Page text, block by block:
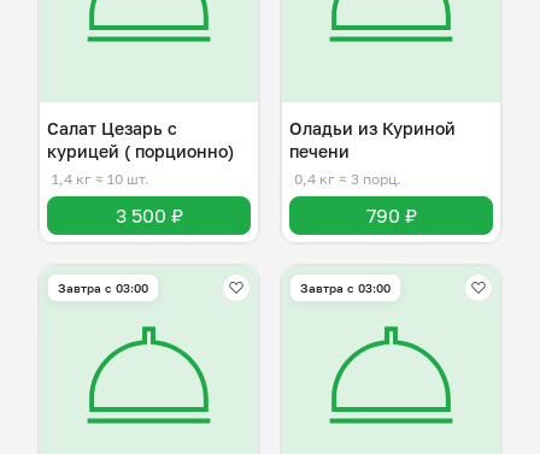
Салат Цезарь с
курицей ( порционно)
1,4 кг ≈ 10 шт.
3 500 ₽
Оладьи из Куриной
печени
0,4 кг ≈ 3 порц.
790 ₽
Завтра c 03:00 Завтра c 03:00